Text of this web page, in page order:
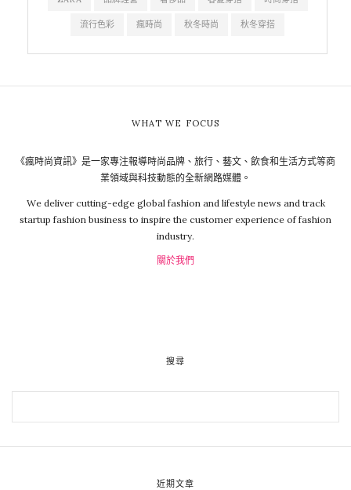
流行色彩 瘋時尚 秋冬時尚 秋冬穿搭
WHAT WE FOCUS
《瘋時尚資訊》是一家專注報導時尚品牌、旅行、藝文、飲食和生活方式等商
業領域與科技動態的全新網路媒體。
We deliver cutting-edge global fashion and lifestyle news and track
startup fashion business to inspire the customer experience of fashion
industry.
關於我們
搜尋
近期文章